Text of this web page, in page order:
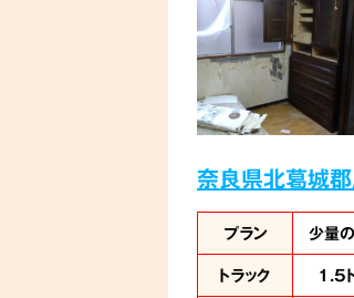
奈良県北葛城
プラン 少量
トラック
1.5